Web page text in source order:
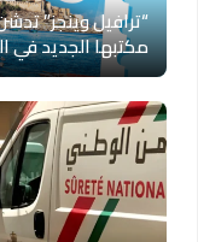
“ترافيل وينجز”
مكتبها الجديد في